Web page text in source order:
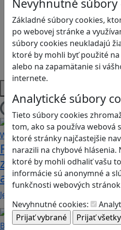
Nevyhnutné súbory
Základné súbory cookies,
po webovej stránke a
súbory cookies neukladajú
ktoré by mohli byť použité
alebo na zapamätanie si
internete.
Analytické súbory
Tieto súbory cookies
tom, ako sa používa webová
ktoré stránky najčastejšie
narazili na chybové
ktoré by mohli odhaliť vašu
informácie sú anonymné a
funkčnosti webových
Nevyhnutné cookies:
Ľudské práva a tolerancia
Motorika a koncentrácia
Programovanie/Technika
Sociálne zručnosti a
Strategické myslenie
Zdravie a pohyb
Načítam blogy
Fotografujte
zachránili ostrov v
adventure
Jednoduchá hra, vhodná pre